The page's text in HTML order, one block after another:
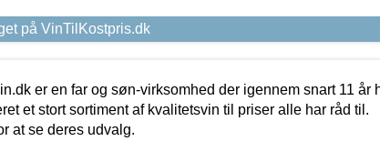
på VinTilKostpris.dk
er en far og søn-virksomhed der igennem snart 11 år
et stort sortiment af kvalitetsvin til priser alle har råd til.
at se deres udvalg.